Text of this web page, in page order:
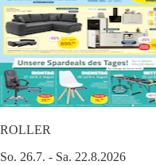
ROLLER
So. 26.7. - Sa. 22.8.2026